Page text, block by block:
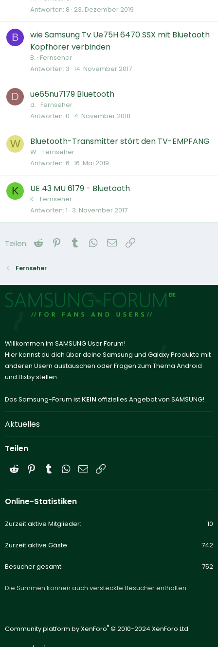
Antworten 8 23. Dezember 2019
B
wie Samsung Tv Ue75H 6470 SSX mit Bluetooth
Kopfhörer verbinden
B. Fernseher
Antworten 3 14. November 2017
D ue65nu7179 Bluetooth
d. Fernseher
Antworten 0 4. November 2018
W Bluetooth-Transmitter stört den TV-EMPFANG
W. Fernseher
Antworten 6 16. Mai 2019
K UE 43 MU 6179 - Bluetooth
K. Fernseher
Antworten 1 3. November 2017
Teilen: Reddit Pinterest
Tumblr WhatsApp
E-Mail
Fernseher
Willkommen im SAMSUNG User Forum!
Hier kannst du dich über deine Samsung und Galaxy Produkte mit
anderen Usern austauschen oder Fragen zum Thema Android
und Bixby stellen.
Das Samsung-Forum ist KEIN offizielles Angebot von SAMSUNG!
Aktuelles
Teilen
Reddit PinterestTumblrWhatsApp
E-Mail
Online-Statistiken
Zurzeit aktive Mitglieder 10
Zurzeit aktive Gäste 742
Besucher gesamt 752
Die Summen können auch versteckte Besucher enthalten.
Community platform by XenForo® © 2010-2024 XenForo Ltd.